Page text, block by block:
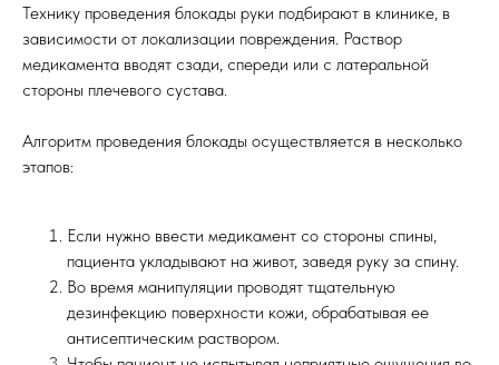
Технику проведения блокады руки подбирают в клинике, в
зависимости от локализации повреждения. Раствор
медикамента вводят сзади, спереди или с латеральной
стороны плечевого сустава.
Алгоритм проведения блокады осуществляется в несколько
этапов:
Если нужно ввести медикамент со стороны спины,
пациента укладывают на живот, заведя руку за спину.
Во время манипуляции проводят тщательную
дезинфекцию поверхности кожи, обрабатывая ее
антисептическим раствором.